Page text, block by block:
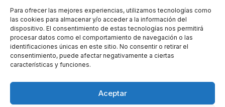
Para ofrecer las mejores experiencias, utilizamos tecnologías como
las cookies para almacenar y/o acceder a la información del
dispositivo. El consentimiento de estas tecnologías nos permitirá
procesar datos como el comportamiento de navegación o las
identificaciones únicas en este sitio. No consentir o retirar el
consentimiento, puede afectar negativamente a ciertas
características y funciones.
Aceptar